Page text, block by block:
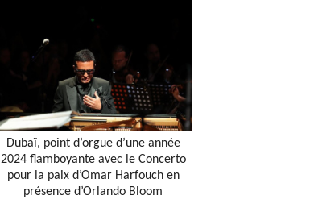
Dubaï, point d’orgue d’une année
2024 flamboyante avec le Concerto
pour la paix d’Omar Harfouch en
présence d’Orlando Bloom